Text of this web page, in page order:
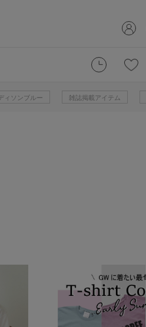
ィソンブルー 雑誌掲載アイテム